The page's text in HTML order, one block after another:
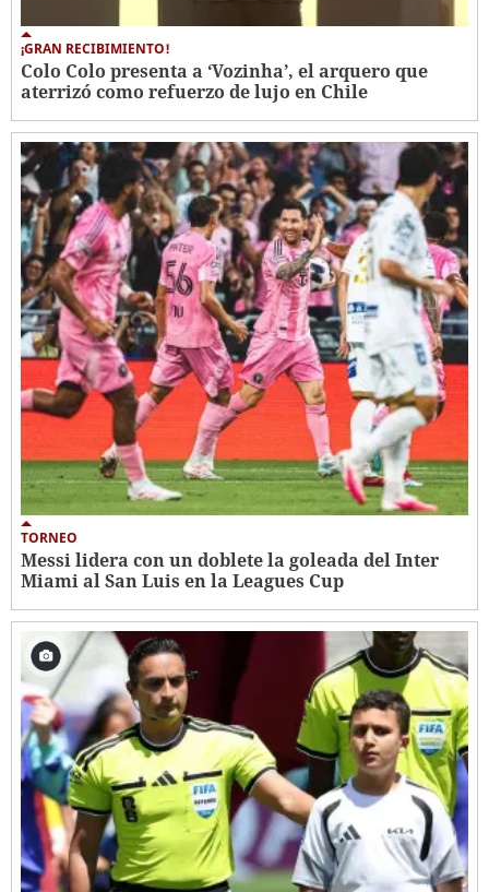
¡GRAN RECIBIMIENTO!
Colo Colo presenta a ‘Vozinha’, el arquero que
aterrizó como refuerzo de lujo en Chile
TORNEO
Messi lidera con un doblete la goleada del Inter
Miami al San Luis en la Leagues Cup